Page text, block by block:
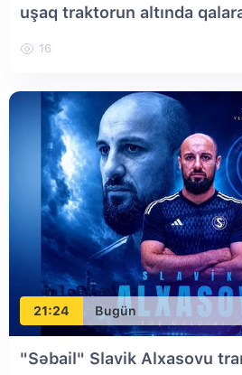
uşaq traktorun altında
16
21:24 Bugün
"Səbail" Slavik Alxasovu